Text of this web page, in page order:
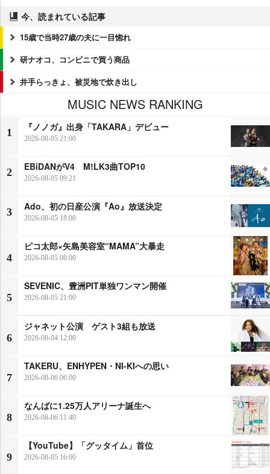
今、読まれている記事
15歳で当時27歳の夫に一目惚れ
研ナオコ、コンビニで買う商品
井手らっきょ、被災地で炊き出し
MUSIC NEWS RANKING
1
『ノノガ』出身「TAKARA」デビュー
2026-08-05 21:00
2
EBiDANがV4 M!LK3曲TOP10
2026-08-05 09:21
3
Ado、初の日産公演『Ao』放送決定
2026-08-05 18:00
4
ピコ太郎×矢島美容室“MAMA”大暴走
2026-08-05 08:00
5
SEVENIC、豊洲PIT単独ワンマン開催
2026-08-05 21:00
6
ジャネット公演 ゲスト3組も放送
2026-08-04 12:00
7
TAKERU、ENHYPEN・NI-KIへの思い
2026-08-06 06:00
8
なんばに1.25万人アリーナ誕生へ
2026-08-06 11:40
9
【YouTube】「グッタイム」首位
2026-08-05 16:00